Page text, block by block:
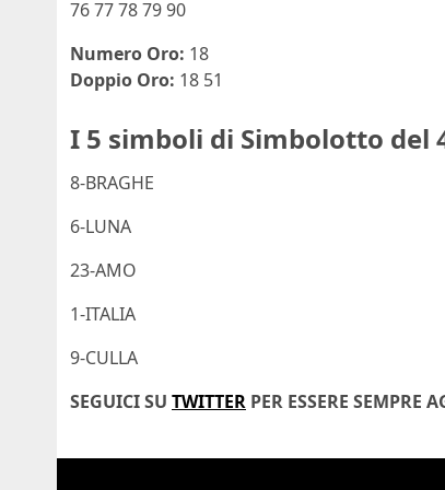
76 77 78 79 90
Numero Oro: 18
Doppio Oro: 18 51
I 5 simboli di Simbolotto del
8-BRAGHE
6-LUNA
23-AMO
1-ITALIA
9-CULLA
SEGUICI SU TWITTER PER ESSERE